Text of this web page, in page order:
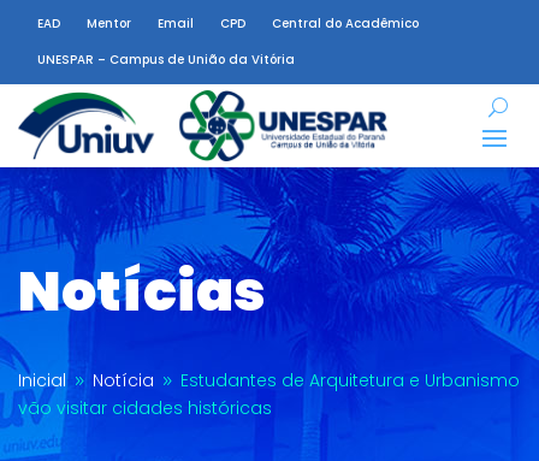
EAD Mentor Email CPD
Central do Acadêmico
UNESPAR – Campus de União da Vitória
Notícias
Inicial 9 Notícia 9 Estudantes de Arquitetura e Urbanismo
vão visitar cidades históricas